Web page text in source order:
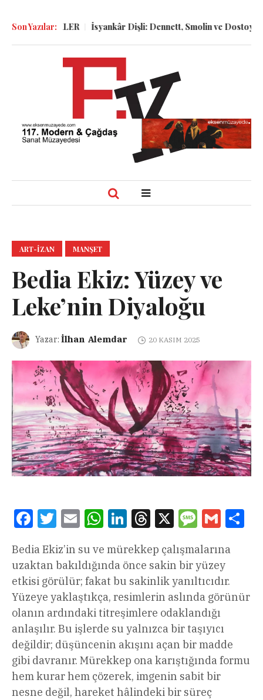
Son Yazılar: İsyankâr Dişli: Dennett, Smolin ve Dostoyevski’nin
ART-IZAN MANŞET
Bedia Ekiz: Yüzey ve
Leke’nin Diyaloğu
Yazar: İlhan Alemdar 20 KASIM 2025
FacebookTwitterEmail WhatsAppLinkedInThreads
X Message
Gmail
Bedia Ekiz’in su ve mürekkep çalışmalarına
uzaktan bakıldığında önce sakin bir yüzey
etkisi görülür; fakat bu sakinlik yanıltıcıdır.
Yüzeye yaklaştıkça, resimlerin aslında görünür
olanın ardındaki titreşimlere odaklandığı
anlaşılır. Bu işlerde su yalnızca bir taşıyıcı
değildir; düşüncenin akışını açan bir madde
gibi davranır. Mürekkep ona karıştığında formu
hem kurar hem çözerek, imgenin sabit bir
nesne değil, hareket hâlindeki bir süreç